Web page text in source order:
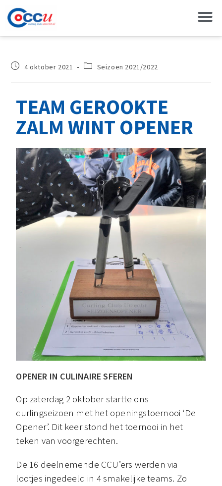
4 oktober 2021 Seizoen 2021/2022
TEAM GEROOKTE
ZALM WINT OPENER
OPENER IN CULINAIRE SFEREN
Op zaterdag 2 oktober startte ons
curlingseizoen met het openingstoernooi ‘De
Opener’. Dit keer stond het toernooi in het
teken van voorgerechten.
De 16 deelnemende CCU’ers werden via
lootjes ingedeeld in 4 smakelijke teams. Zo